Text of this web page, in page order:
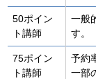
50ポイン
ト講師
一般
す。
75ポイン
ト講師
予約
一部